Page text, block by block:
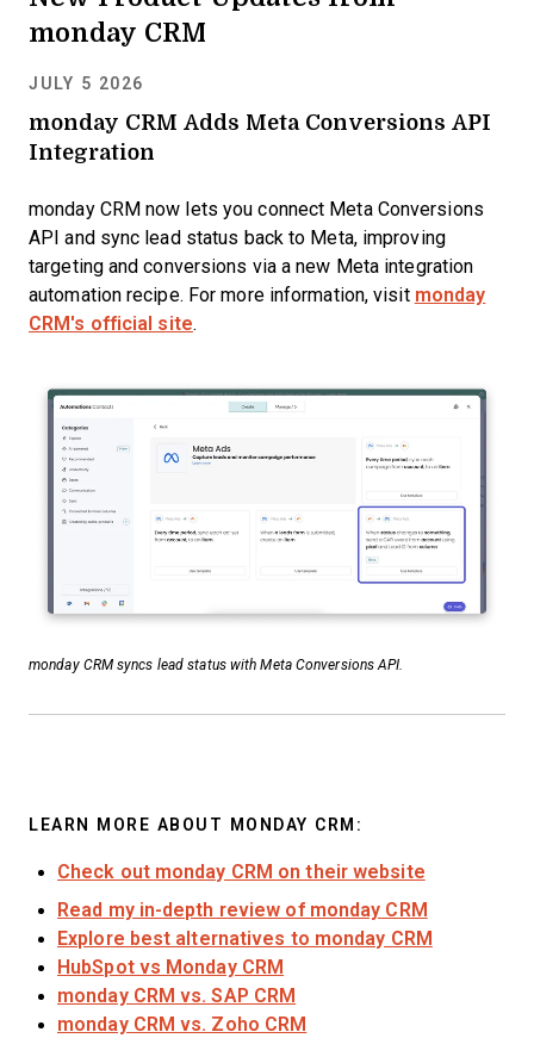
monday CRM
monday CRM syncs lead status with Meta Conversions API.
JULY 5 2026
monday CRM Adds Meta Conversions API
Integration
monday CRM now lets you connect Meta Conversions
API and sync lead status back to Meta, improving
targeting and conversions via a new Meta integration
automation recipe. For more information, visit monday
CRM's official site.
LEARN MORE ABOUT MONDAY CRM:
Check out monday CRM on their website
Read my in-depth review of monday CRM
Explore best alternatives to monday CRM
HubSpot vs Monday CRM
monday CRM vs. SAP CRM
monday CRM vs. Zoho CRM